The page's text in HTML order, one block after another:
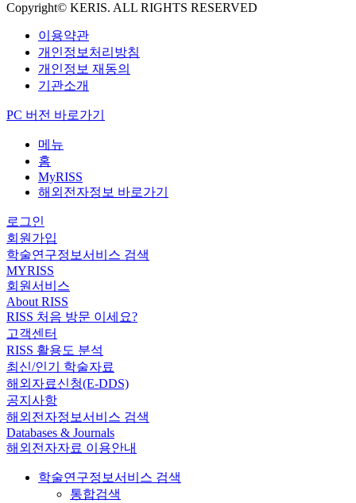
Copyright© KERIS. ALL RIGHTS RESERVED
이용약관
개인정보처리방침
개인정보 재동의
기관소개
PC 버전 바로가기
메뉴
홈
MyRISS
해외전자정보 바로가기
로그인
회원가입
학술연구정보서비스 검색
MYRISS
회원서비스
About RISS
RISS 처음 방문 이세요?
고객센터
RISS 활용도 분석
최신/인기 학술자료
해외자료신청(E-DDS)
공지사항
해외전자정보서비스 검색
Databases & Journals
해외전자자료 이용안내
학술연구정보서비스 검색
통합검색